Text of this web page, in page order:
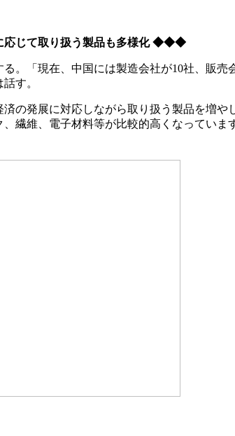
じて取り扱う製品も多様化 ◆◆◆
。「現在、中国には製造会社が10社、販
す。
の発展に対応しながら取り扱う製品を増
繊維、電子材料等が比較的高くなってい